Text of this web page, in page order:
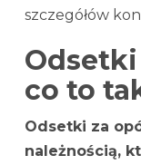
szczegółów
co to
Odsetki za
należnością,